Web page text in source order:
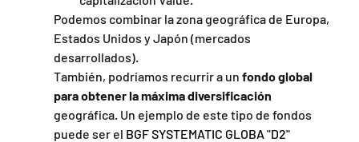
Podemos combinar la zona geográfica de Europa,
Estados Unidos y Japón (mercados
desarrollados).
También, podríamos recurrir a un fondo global
para obtener la máxima diversificación
geográfica. Un ejemplo de este tipo de fondos
puede ser el BGF SYSTEMATIC GLOBA "D2"